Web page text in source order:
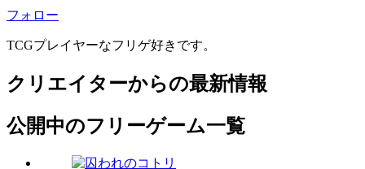
フォロー
TCGプレイヤーなフリゲ好きです。
クリエイターからの最新情報
公開中のフリーゲーム一覧